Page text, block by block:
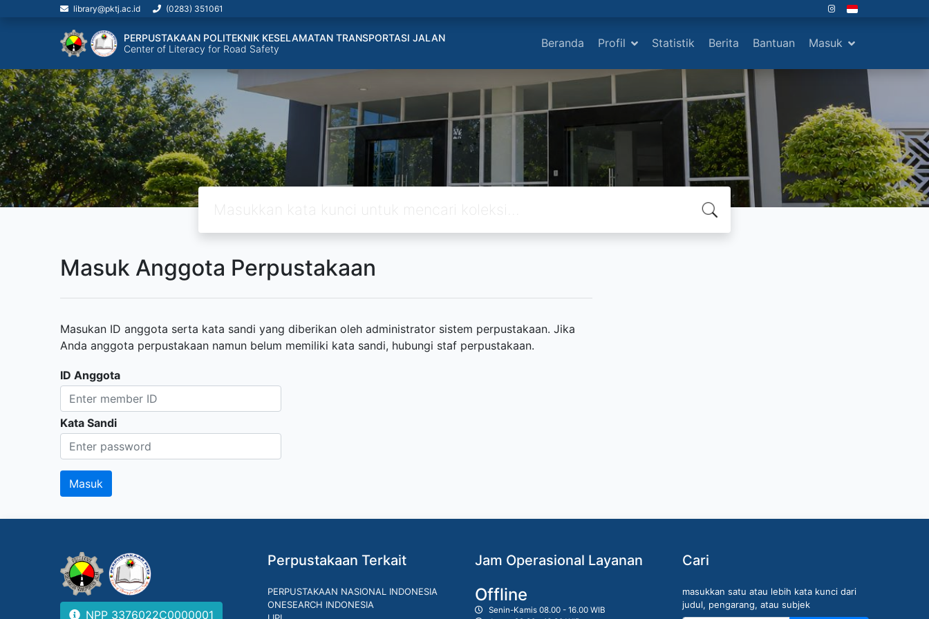
library@pktj.ac.id (0283) 351061
PERPUSTAKAAN POLITEKNIK KESELAMATAN TRANSPORTASI JALAN
Center of Literacy for Road Safety
Beranda Profil Statistik Berita Bantuan Masuk
Masuk Anggota Perpustakaan
Masukan ID anggota serta kata sandi yang diberikan oleh administrator sistem perpustakaan. Jika
Anda anggota perpustakaan namun belum memiliki kata sandi, hubungi staf perpustakaan.
ID Anggota
Kata Sandi
NPP 3376022C0000001
Perpustakaan Terkait
PERPUSTAKAAN NASIONAL INDONESIA
ONESEARCH INDONESIA
Jam Operasional Layanan
Offline
Senin-Kamis 08.00 - 16.00 WIB
Cari
masukkan satu atau lebih kata kunci dari
judul, pengarang, atau subjek